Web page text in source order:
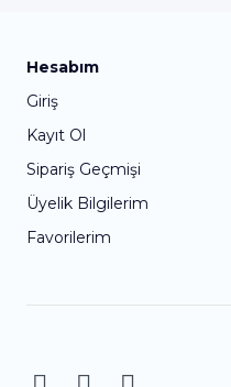
Hesabım
Giriş
Kayıt Ol
Sipariş Geçmişi
Üyelik Bilgilerim
Favorilerim